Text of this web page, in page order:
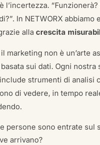
l’incertezza.
In NETWORX abbiamo
alla crescita
marketing non è un’arte
sui dati. Ogni nostra
strumenti di analisi
di vedere, in tempo
persone sono entrate sul
arrivano?